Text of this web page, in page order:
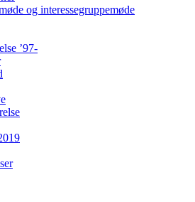
og interessegruppemøde
’97-